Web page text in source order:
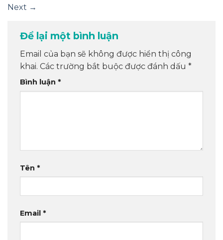
Next →
Để lại một bình luận
Email của bạn sẽ không được hiển thị công
khai. Các trường bắt buộc được đánh dấu *
Bình luận *
Tên *
Email *